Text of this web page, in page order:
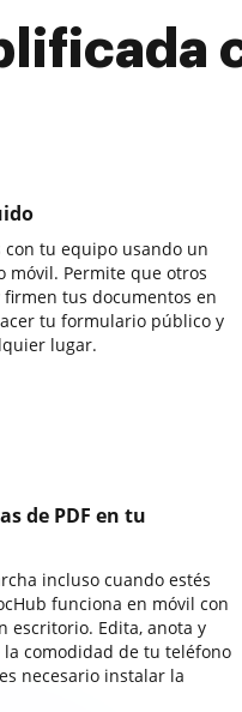
tu equipo usando un
móvil. Permite que otros
tus documentos en
tu formulario público y
lugar.
de PDF en tu
incluso cuando estés
funciona en móvil con
escritorio. Edita, anota y
comodidad de tu teléfono
necesario instalar la